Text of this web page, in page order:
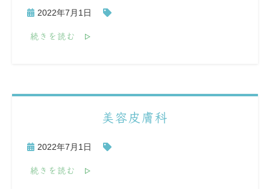
2022年7月1日
続きを読む
美容皮膚科
2022年7月1日
続きを読む